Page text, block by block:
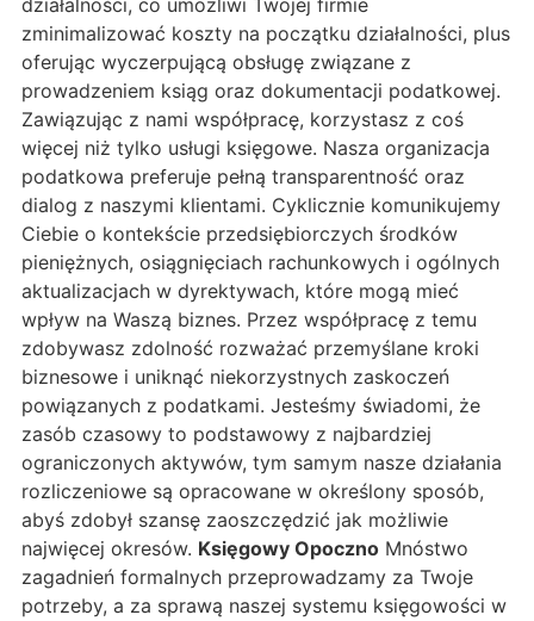
działalności, co umożliwi Twojej firmie
zminimalizować koszty na początku działalności, plus
oferując wyczerpującą obsługę związane z
prowadzeniem ksiąg oraz dokumentacji podatkowej.
Zawiązując z nami współpracę, korzystasz z coś
więcej niż tylko usługi księgowe. Nasza organizacja
podatkowa preferuje pełną transparentność oraz
dialog z naszymi klientami. Cyklicznie komunikujemy
Ciebie o kontekście przedsiębiorczych środków
pieniężnych, osiągnięciach rachunkowych i ogólnych
aktualizacjach w dyrektywach, które mogą mieć
wpływ na Waszą biznes. Przez współpracę z temu
zdobywasz zdolność rozważać przemyślane kroki
biznesowe i uniknąć niekorzystnych zaskoczeń
powiązanych z podatkami. Jesteśmy świadomi, że
zasób czasowy to podstawowy z najbardziej
ograniczonych aktywów, tym samym nasze działania
rozliczeniowe są opracowane w określony sposób,
abyś zdobył szansę zaoszczędzić jak możliwie
najwięcej okresów. Księgowy Opoczno Mnóstwo
zagadnień formalnych przeprowadzamy za Twoje
potrzeby, a za sprawą naszej systemu księgowości w